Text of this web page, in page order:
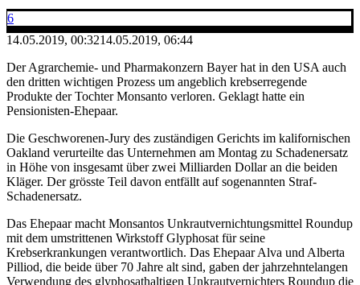
6
14.05.2019, 00:3214.05.2019, 06:44
Der Agrarchemie- und Pharmakonzern Bayer hat in den USA auch
den dritten wichtigen Prozess um angeblich krebserregende
Produkte der Tochter Monsanto verloren. Geklagt hatte ein
Pensionisten-Ehepaar.
Die Geschworenen-Jury des zuständigen Gerichts im kalifornischen
Oakland verurteilte das Unternehmen am Montag zu Schadenersatz
in Höhe von insgesamt über zwei Milliarden Dollar an die beiden
Kläger. Der grösste Teil davon entfällt auf sogenannten Straf-
Schadenersatz.
Das Ehepaar macht Monsantos Unkrautvernichtungsmittel Roundup
mit dem umstrittenen Wirkstoff Glyphosat für seine
Krebserkrankungen verantwortlich. Das Ehepaar Alva und Alberta
Pilliod, die beide über 70 Jahre alt sind, gaben der jahrzehntelangen
Verwendung des glyphosathaltigen Unkrautvernichters Roundup die